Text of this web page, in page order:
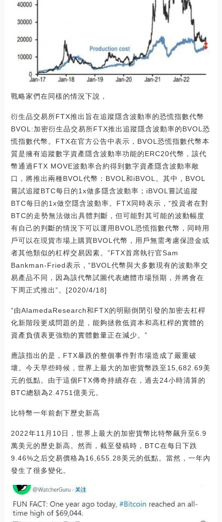
戰略家們在同樣的情況下說，
衍生品交易所FTX推出旨在追蹤隱含波動率的恐慌指數代幣
BVOL:加密衍生品交易所FTX推出追蹤隱含波動率的BVOL恐
慌指數代幣。FTX在官方公告中表示，BVOL恐慌指數代幣本
質是擁有追蹤數字資產隱含波動率功能的ERC20代幣，該代
幣通過FTX MOVE波動率合約得到數字資產隱含波動率敞
口，將推出兩種BVOL代幣：BVOL和iBVOL。其中，BVOL
嘗試追蹤BTC每日的1x做多隱含波動率；iBVOL嘗試追蹤
BTC每日的1x做空隱含波動率。FTX同時表示，“投資者在對
BTC的走勢無法做出具體判斷，但可能對其可能的波動幅度
有自己的判斷的情況下可以運用BVOL恐慌指數代幣，同時用
戶可以在現貨市場上購買BVOL代幣，用戶無需考慮保證金或
者其他類似的杠桿交易因素。”FTX首席執行官Sam
Bankman-Fried表示，“BVOL代幣與大多數現有的波動率交
易產品不同，因為該代幣試圖代表總體市場預期，并將會在
下周正式推出”。[2020/4/18]
“由AlamedaResearch和FTX的明顯倒閉引發的加密去杠桿
化新階段更成問題的是，能夠拯救低資本和高杠桿的實體的
資產負債表更強勁的實體數量正在減少。”
應該指出的是，FTX暴跌的整個事件對市場造成了嚴重破
壞。今天早些時候，世界上最大的加密貨幣跌至15,682.69美
元的低點。由于這個FTX傳奇持續存在，過去24小時清算的
BTC總額為2.4751億美元。
比特幣一年前創下歷史新高
2022年11月10日，世界上最大的加密貨幣比特幣飆升至6.9
萬美元的歷史新高。然而，截至發稿時，BTC在每日下跌
9.46%之后交易價格為16,655.28美元的低點。當然，一年內
發生了很多變化。